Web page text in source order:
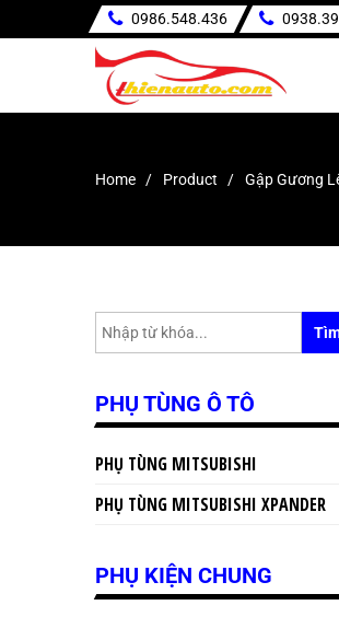
0986.548.436
Home Product Gập Gương
PHỤ TÙNG Ô TÔ
PHỤ TÙNG MITSUBISHI
PHỤ TÙNG MITSUBISHI XPANDER
PHỤ KIỆN CHUNG